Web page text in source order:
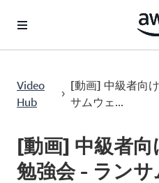
Video
Hub
›
[動画] 中級者向
サムウェ...
Current/ Duration
59:43
[動画] 中級者向けセキュリティ勉強会 - ランサムウェア対策特別編
[動画] 中級者
勉強会 - ラン